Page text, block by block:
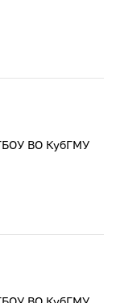
ВО КубГМУ